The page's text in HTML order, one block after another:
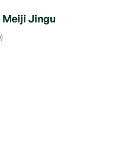
Meiji Jingu